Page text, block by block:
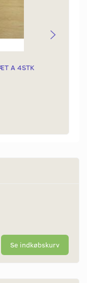
A 4STK
Se indkøbskurv